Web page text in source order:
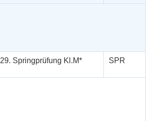
29. Springprüfung Kl.M* SPR